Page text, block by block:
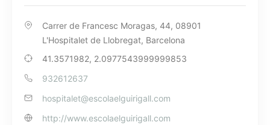
Carrer de Francesc Moragas, 44, 08901
L'Hospitalet de Llobregat, Barcelona
41.3571982, 2.0977543999999853
932612637
hospitalet@escolaelguirigall.com
http://www.escolaelguirigall.com